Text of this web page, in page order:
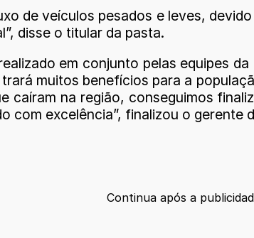
de veículos pesados e leves,
disse o titular da pasta.
em conjunto pelas equipes
muitos benefícios para a
na região, conseguimos
com excelência”, finalizou o gerente
Continua após a